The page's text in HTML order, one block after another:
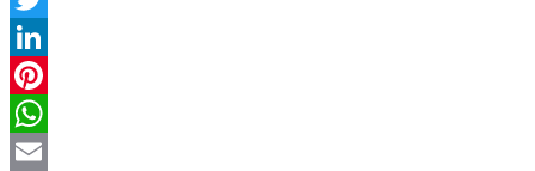
Twitter
LinkedIn
Pinterest
WhatsApp